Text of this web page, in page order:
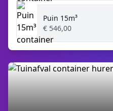
Puin 15m³
€ 546,00